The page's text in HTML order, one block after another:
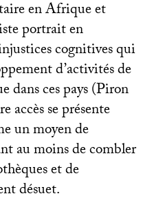
en Afrique et
portrait en
cognitives qui
d’activités de
dans ces pays (Piron
accès se présente
un moyen de
au moins de combler
et de
désuet.